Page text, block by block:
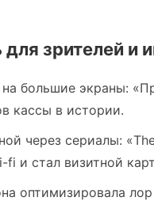
зрителей и
на большие экраны:
кассы в истории.
через сериалы:
fi и стал визитной
оптимизировала